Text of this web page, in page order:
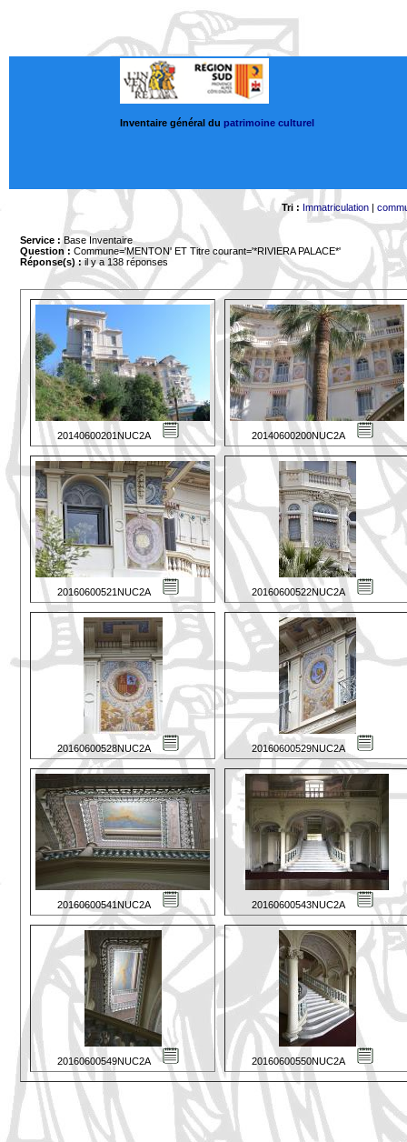
Inventaire général du patrimoine culturel
Tri : Immatriculation|
Service : Base Inventaire
Question : Commune='MENTON' ET Titre courant='*RIVIERA PALACE*'
Réponse(s) :il y a 138 réponses
20140600201NUC2A 20140600200NUC2A
20160600521NUC2A 20160600522NUC2A
20160600528NUC2A 20160600529NUC2A
20160600541NUC2A 20160600543NUC2A
20160600549NUC2A 20160600550NUC2A